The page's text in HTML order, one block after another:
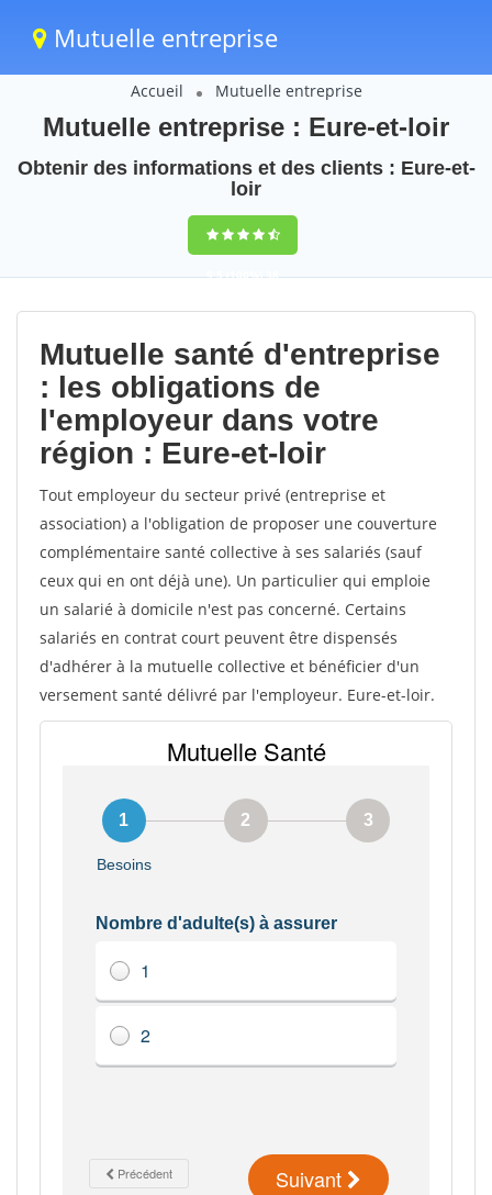
Mutuelle entreprise
Accueil Mutuelle entreprise
Mutuelle entreprise : Eure-et-loir
Obtenir des informations et des clients : Eure-et-
loir
9,5(100%)38
votes
Mutuelle santé d'entreprise
: les obligations de
l'employeur dans votre
région : Eure-et-loir
Tout employeur du secteur privé (entreprise et
association) a l'obligation de proposer une couverture
complémentaire santé collective à ses salariés (sauf
ceux qui en ont déjà une). Un particulier qui emploie
un salarié à domicile n'est pas concerné. Certains
salariés en contrat court peuvent être dispensés
d'adhérer à la mutuelle collective et bénéficier d'un
versement santé délivré par l'employeur. Eure-et-loir.